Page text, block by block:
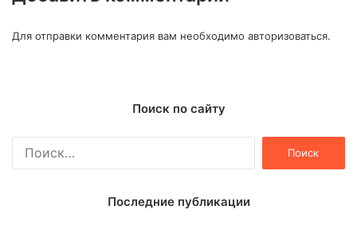
Для отправки комментария вам необходимо авторизоваться.
Поиск по сайту
Последние публикации